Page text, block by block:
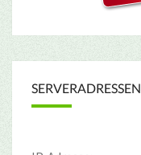
SERVERADRESSEN